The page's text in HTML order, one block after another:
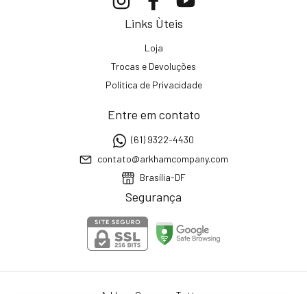
Links Ùteis
Loja
Trocas e Devoluções
Política de Privacidade
Entre em contato
(61) 9322-4430
contato@arkhamcompany.com
Brasília-DF
Segurança